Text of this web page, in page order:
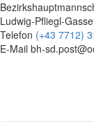
Ludwig-Pfliegl-
Telefon (+43 7712)
E-Mail bh-